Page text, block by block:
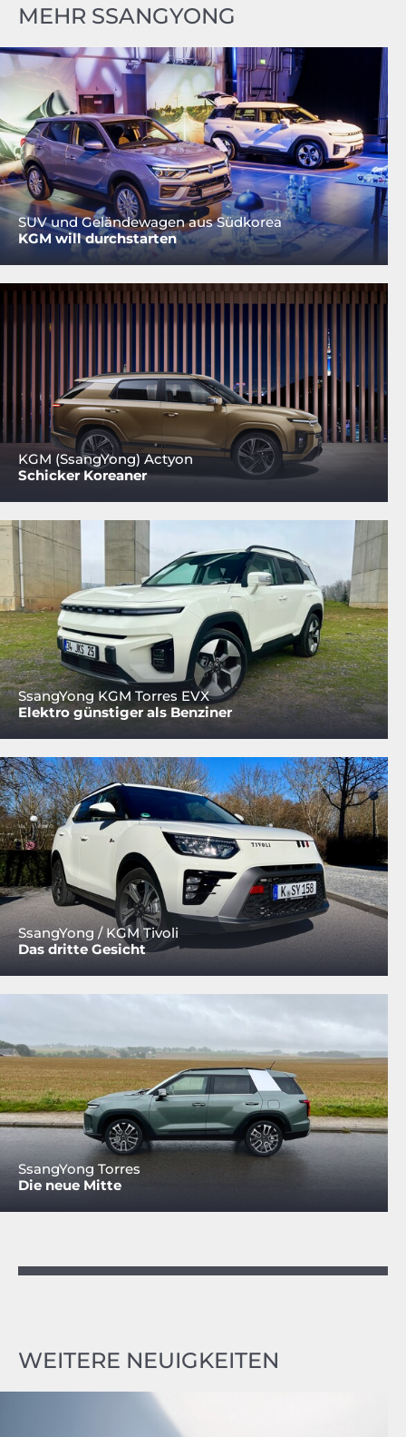
MEHR SSANGYONG
SUV und Geländewagen aus Südkorea
KGM will durchstarten
KGM (SsangYong) Actyon
Schicker Koreaner
SsangYong KGM Torres EVX
Elektro günstiger als Benziner
SsangYong / KGM Tivoli
Das dritte Gesicht
SsangYong Torres
Die neue Mitte
WEITERE NEUIGKEITEN